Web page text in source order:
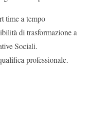
time a tempo
di trasformazione a
Sociali.
professionale.